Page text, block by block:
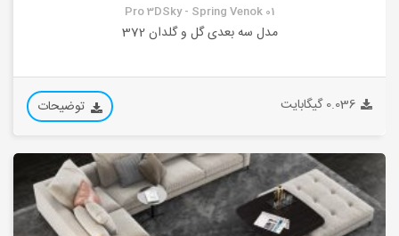
Pro 3DSky - Spring Venok 01
مدل سه بعدی گل و گلدان 372
0.036 گیگابایت توضیحات